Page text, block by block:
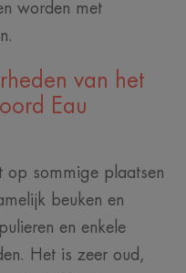
worden met
van het
Eau
op sommige plaatsen
beuken en
en enkele
Het is zeer oud,